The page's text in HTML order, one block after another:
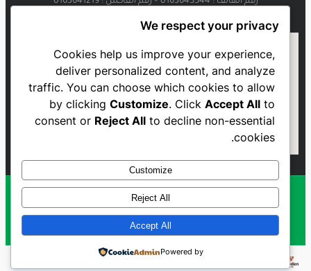
Al Najmah FC - 2023
We respect your privacy
Cookies help us improve your experience,
deliver personalized content, and analyze
traffic. You can choose which cookies to allow
by clickingCustomize. ClickAccept All to
consent or Reject All to decline non-essential
cookies.
Customize
Reject All
Accept All
Powered by